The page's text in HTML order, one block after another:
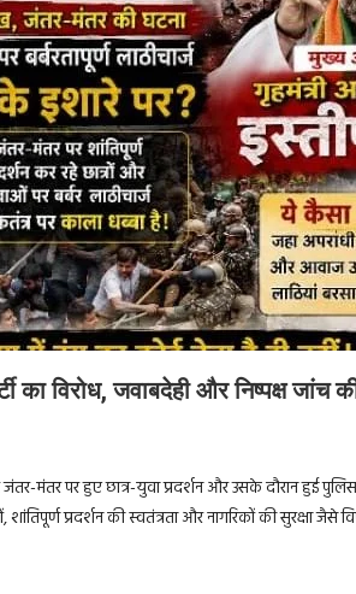
का विरोध, जवाबदेही और निष्पक्ष जांच
जंतर-मंतर पर हुए छात्र-युवा प्रदर्शन और उसके दौरान हुई
शांतिपूर्ण प्रदर्शन की स्वतंत्रता और नागरिकों की सुरक्षा जैसे